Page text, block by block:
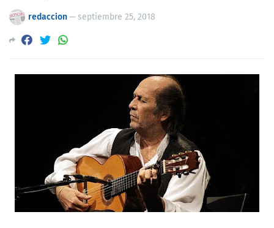
redaccion— septiembre 25, 2018